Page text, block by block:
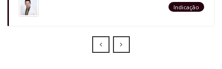
Indicação
Prev Next